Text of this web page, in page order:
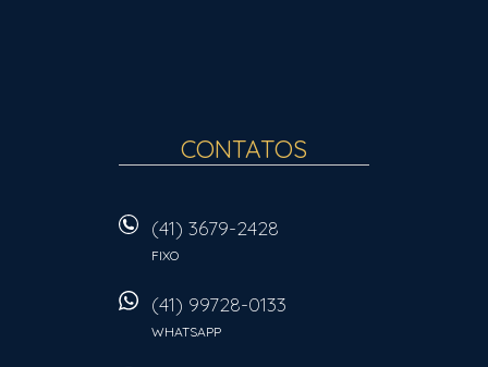
CONTATOS
(41) 3679-2428
FIXO
(41) 99728-0133
WHATSAPP